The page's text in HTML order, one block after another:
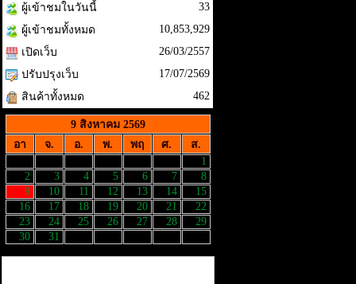
ผู้เข้าชมในวันนี้
33
ผู้เข้าชมทั้งหมด
10,853,929
เปิดเว็บ
26/03/2557
ปรับปรุงเว็บ
17/07/2569
สินค้าทั้งหมด
462
9 สิงหาคม 2569
อา
จ. อ. พ. พฤ ศ.
ส.
1
2
3 4 5 6 7
8
9
10 11 12 13 14
15
16
17 18 19 20 21
22
23
24 25 26 27 28
29
30
31